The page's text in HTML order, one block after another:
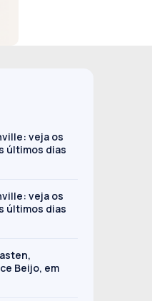
veja os
últimos dias
veja os
últimos dias
Beijo, em